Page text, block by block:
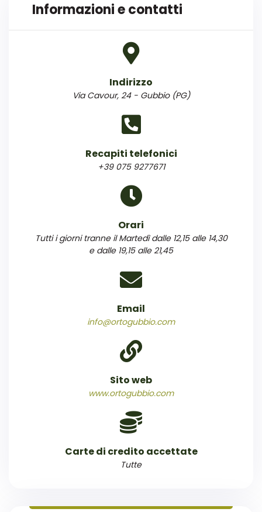
Informazioni e contatti
Indirizzo
Via Cavour, 24 - Gubbio (PG)
Recapiti telefonici
+39 075 9277671
Orari
Tutti i giorni tranne il Martedì dalle 12,15 alle 14,30
e dalle 19,15 alle 21,45
Email
info@ortogubbio.com
Sito web
www.ortogubbio.com
Carte di credito accettate
Tutte